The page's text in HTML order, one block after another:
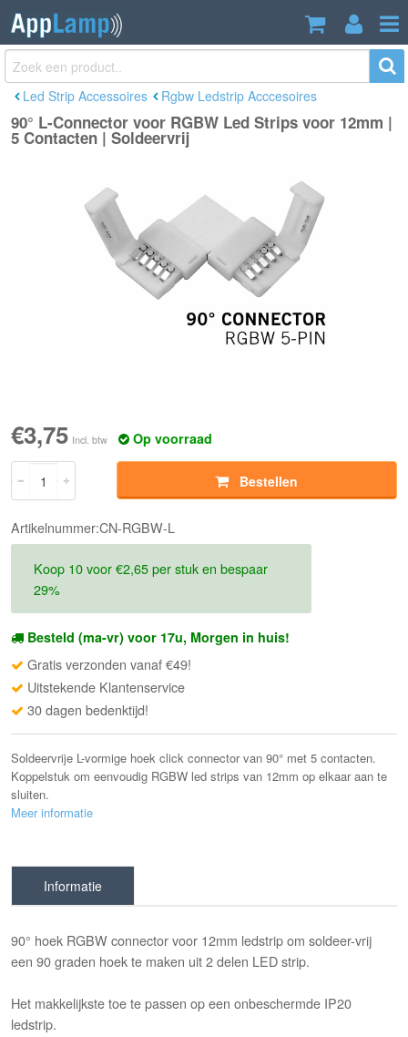
90° L-Connector voor RGBW Led Strips
voor 12mm | 5 Contacten | Soldeervrij
€3,75
Led Strip Accessoires Rgbw Ledstrip Acccesoires
90° L-Connector voor RGBW Led Strips voor 12mm |
5 Contacten | Soldeervrij
€3,75 Incl. btw Op voorraad
Bestellen
Artikelnummer:CN-RGBW-L
Koop 10 voor €2,65 per stuk en bespaar
29%
Besteld (ma-vr) voor 17u, Morgen in huis!
Gratis verzonden vanaf €49!
Uitstekende Klantenservice
30 dagen bedenktijd!
Soldeervrije L-vormige hoek click connector van 90° met 5 contacten.
Koppelstuk om eenvoudig RGBW led strips van 12mm op elkaar aan te
sluiten.
Meer informatie
Informatie
90° hoek RGBW connector voor 12mm ledstrip om soldeer-vrij
een 90 graden hoek te maken uit 2 delen LED strip.
Het makkelijkste toe te passen op een onbeschermde IP20
ledstrip.